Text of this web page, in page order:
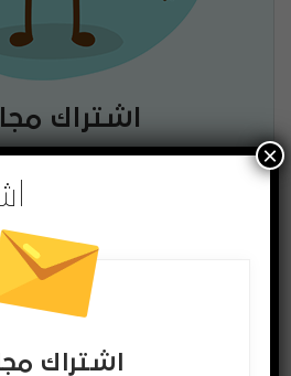
اشتراك
لتصلك الاخبار وللمشاركة في
الالكتروني
يمكنك الغاء الاشتراك
اشتراك
×